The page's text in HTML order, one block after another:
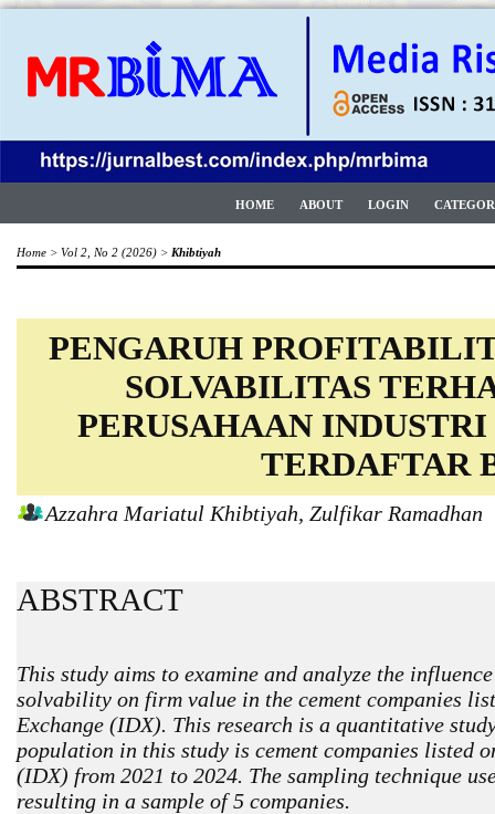
HOME ABOUT LOGIN
Home > Vol 2, No 2 (2026) > Khibtiyah
PENGARUH
SOLVABILITAS
PERUSAHAAN
TERDAFTAR
Azzahra Mariatul Khibtiyah, Zulfikar Ramadhan
ABSTRACT
This study aims to examine and analyze the
solvability on firm value in the cement companies
Exchange (IDX). This research is a quantitative
population in this study is cement companies listed
(IDX) from 2021 to 2024. The sampling technique
resulting in a sample of 5 companies.